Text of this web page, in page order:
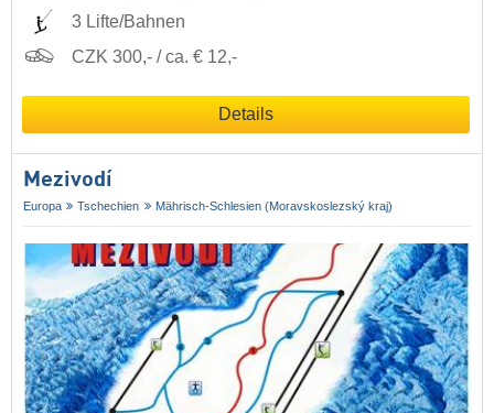
3 Lifte/Bahnen
CZK 300,- / ca. € 12,-
Details
Mezivodí
Europa Tschechien Mährisch-Schlesien (Moravskoslezský kraj)